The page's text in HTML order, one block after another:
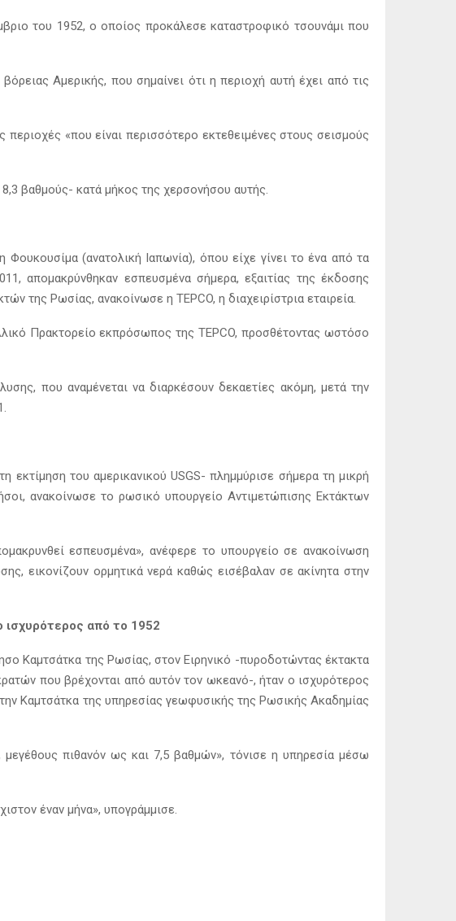
του 1952, ο οποίος προκάλεσε καταστροφικό τσουνάμι που
Αμερικής, που σημαίνει ότι η περιοχή αυτή έχει από τις
«που είναι περισσότερο εκτεθειμένες στους σεισμούς
βαθμούς- κατά μήκος της χερσονήσου αυτής.
(ανατολική Ιαπωνία), όπου είχε γίνει το ένα από τα
απομακρύνθηκαν εσπευσμένα σήμερα, εξαιτίας της έκδοσης
της Ρωσίας, ανακοίνωσε η TEPCO, η διαχειρίστρια εταιρεία.
Πρακτορείο εκπρόσωπος της TEPCO, προσθέτοντας ωστόσο
που αναμένεται να διαρκέσουν δεκαετίες ακόμη, μετά την
του αμερικανικού USGS- πλημμύρισε σήμερα τη μικρή
ανακοίνωσε το ρωσικό υπουργείο Αντιμετώπισης Εκτάκτων
εσπευσμένα», ανέφερε το υπουργείο σε ανακοίνωση
εικονίζουν ορμητικά νερά καθώς εισέβαλαν σε ακίνητα στην
ισχυρότερος από το 1952
Καμτσάτκα της Ρωσίας, στον Ειρηνικό -πυροδοτώντας έκτακτα
που βρέχονται από αυτόν τον ωκεανό-, ήταν ο ισχυρότερος
Καμτσάτκα της υπηρεσίας γεωφυσικής της Ρωσικής Ακαδημίας
πιθανόν ως και 7,5 βαθμών», τόνισε η υπηρεσία μέσω
έναν μήνα», υπογράμμισε.